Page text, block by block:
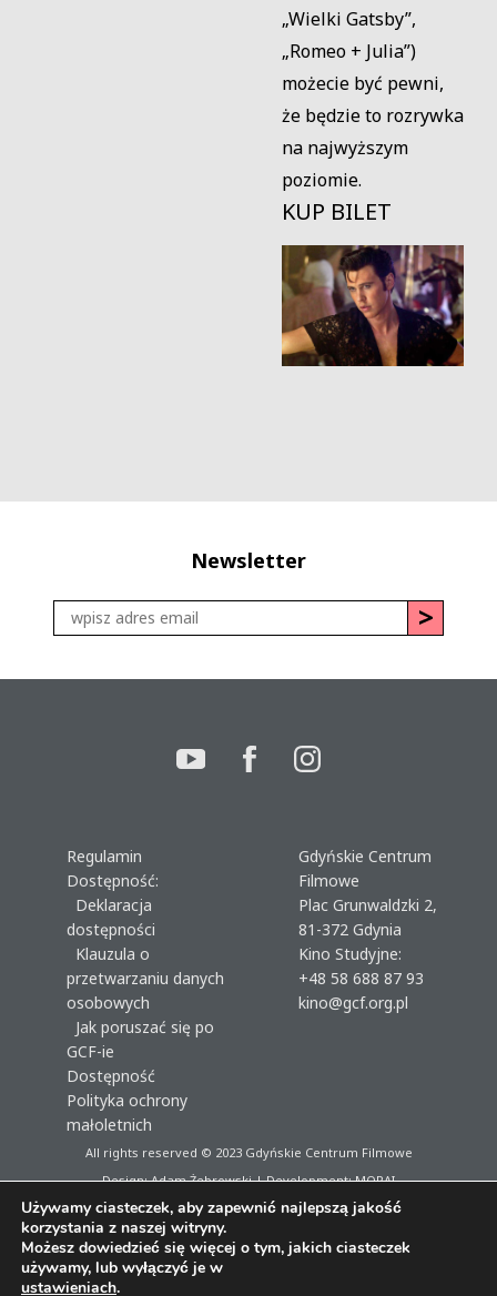
„Wielki Gatsby”,
„Romeo + Julia”)
możecie być pewni,
że będzie to rozrywka
na najwyższym
poziomie.
KUP BILET
Newsletter
Regulamin
Dostępność:
Deklaracja
dostępności
Klauzula o
przetwarzaniu danych
osobowych
Jak poruszać się po
GCF-ie
Dostępność
Polityka ochrony
małoletnich
Gdyńskie Centrum
Filmowe
Plac Grunwaldzki 2,
81-372 Gdynia
Kino Studyjne:
+48 58 688 87 93
kino@gcf.org.pl
All rights reserved © 2023Gdyńskie Centrum Filmowe
Design: Adam Żebrowski | Development:MORAI
Używamy ciasteczek, aby zapewnić najlepszą jakość
korzystania z naszej witryny.
Możesz dowiedzieć się więcej o tym, jakich ciasteczek
używamy, lub wyłączyć je w
ustawieniach.